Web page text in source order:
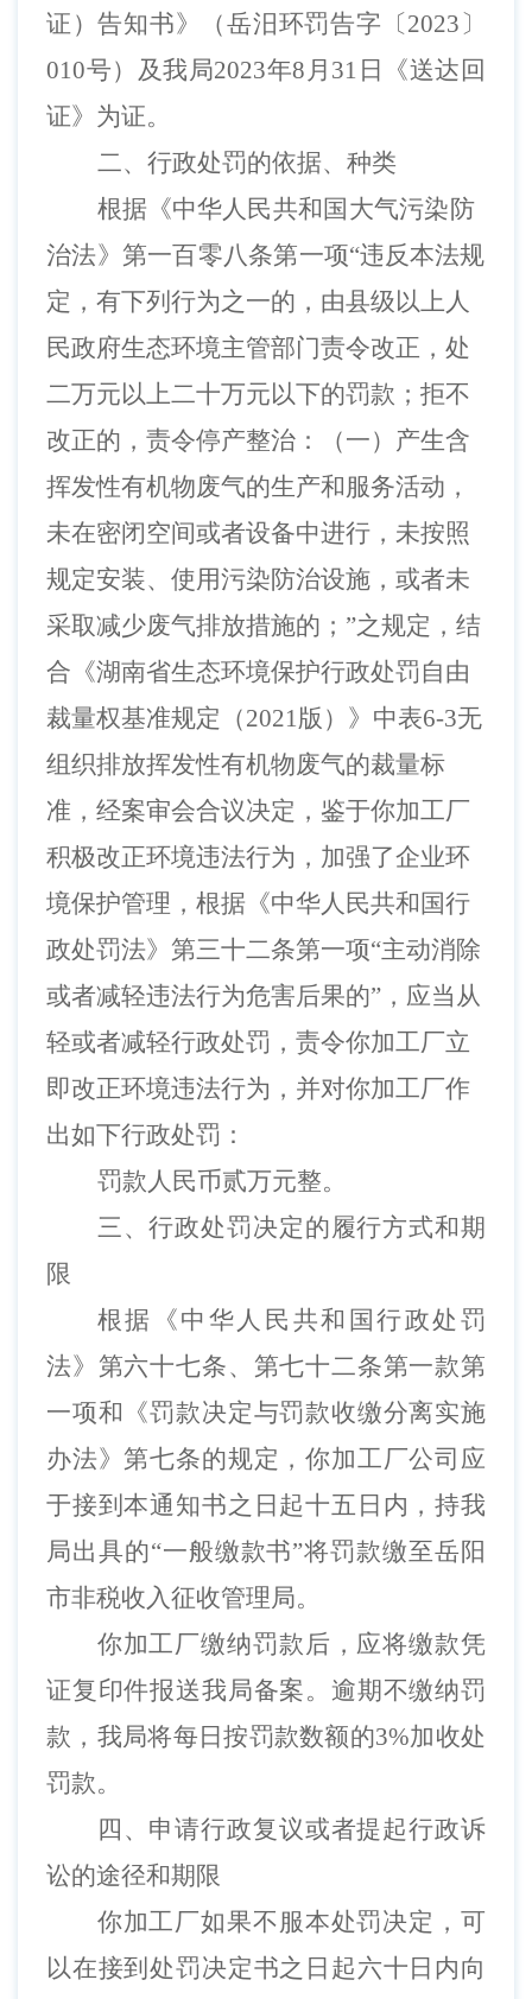
证）告知书》（岳汨环罚告字〔2023 〕
010号）及我局2023年8 月 31 日《送达回
证》为证。
二、 行政处罚的依据、种类
根据《中华人民共和国大气污染防
治法》第一百零八条第一项“违反本法规
定，有下列行为之一的，由县级以上人
民政府生态环境主管部门责令改正，处
二万元以上二十万元以下的罚款；拒不
改正的，责令停产整治：（一）产生含
挥发性有机物废气的生产和服务活动，
未在密闭空间或者设备中进行，未按照
规定安装、使用污染防治设施，或者未
采取减少废气排放措施的； ”之规定，结
合《湖南省生态环境保护行政处罚自由
裁量权基准规定（2021版）》中表6-3无
组织排放挥发性有机物废气的裁量标
准，经案审会合议决定，鉴于你加工厂
积极改正环境违法行为，加强了企业环
境保护管理，根据《中华人民共和国行
政处罚法》第三十二条第一项“主动消除
或者减轻违法行为危害后果的”，应当从
轻或者减轻行政处罚，责令你加工厂立
即改正环境违法行为，并对你加工厂作
出如下行政处罚：
罚款人民币贰万元整。
三、行政处罚决定的履行方式和期
限
根据《中华人民共和国行政处罚
法》第六十七条、第七十二条第一款第
一项和《罚款决定与罚款收缴分离实施
办法》第七条的规定，你加工厂公司 应
于接到本通知书之日起十五日内，持我
局出具的“一般缴款书”将罚款缴至岳阳
市非税收入征收管理局。
你加工厂缴纳罚款后，应将缴款凭
证复印件报送我局备案。逾期不缴纳罚
款，我局将每日按罚款数额的3%加收处
罚款。
四、申请行政复议或者提起行政诉
讼的途径和期限
你加工厂如果不服本处罚决定，可
以在接到处罚决定书之日起六十日内向